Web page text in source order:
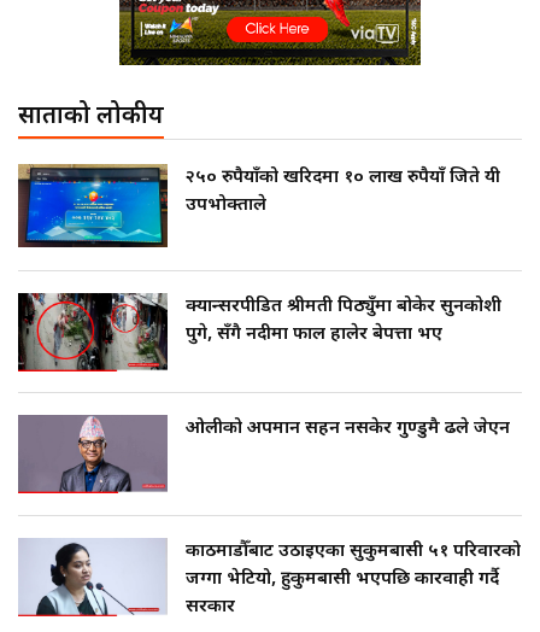
साताको लोकप्रीय
२५० रुपैयाँको खरिदमा १० लाख रुपैयाँ जिते यी
उपभोक्ताले
क्यान्सरपीडित श्रीमती पिठ्युँमा बोकेर सुनकोशी
पुगे, सँगै नदीमा फाल हालेर बेपत्ता भए
ओलीको अपमान सहन नसकेर गुण्डुमै ढले जेएन
काठमाडौँबाट उठाइएका सुकुमबासी ५१ परिवारको
जग्गा भेटियो, हुकुमबासी भएपछि कारवाही गर्दै
सरकार